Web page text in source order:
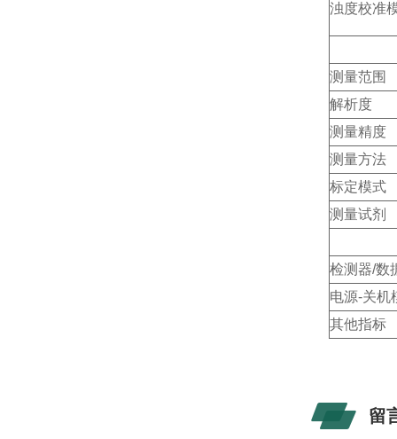
浊度校准
测量范围
解析度
测量精度
测量方法
标定模式
测量试剂
检测器/数
电源-关机
其他指标
留